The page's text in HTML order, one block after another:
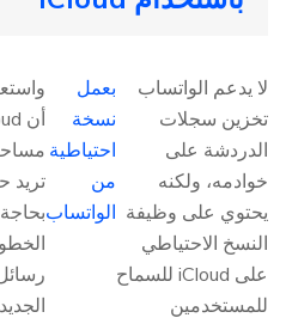
لا يدعم الواتساب
تخزين سجلات
الدردشة على
خوادمه، ولكنه
يحتوي على وظيفة
النسخ الاحتياطي
على iCloud للسماح
للمستخدمين
بعمل
نسخة
احتياطية
من
الواتساب
تريد
الجديد.